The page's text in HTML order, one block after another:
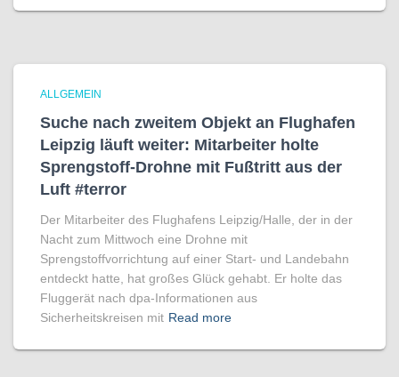
ALLGEMEIN
Suche nach zweitem Objekt an Flughafen
Leipzig läuft weiter: Mitarbeiter holte
Sprengstoff-Drohne mit Fußtritt aus der
Luft #terror
Der Mitarbeiter des Flughafens Leipzig/Halle, der in der
Nacht zum Mittwoch eine Drohne mit
Sprengstoffvorrichtung auf einer Start- und Landebahn
entdeckt hatte, hat großes Glück gehabt. Er holte das
Fluggerät nach dpa-Informationen aus
Sicherheitskreisen mit Read more